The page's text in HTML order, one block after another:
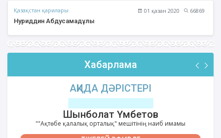
Қазақстан қарилары 01 қазан 2020
66869
Нуриддин Абдусамадұлы
Хабарлама
АҚИДА ДӘРІСТЕРІ
Шынболат Үмбетов
""Ақтөбе қалалық орталық" мешітінің наиб имамы